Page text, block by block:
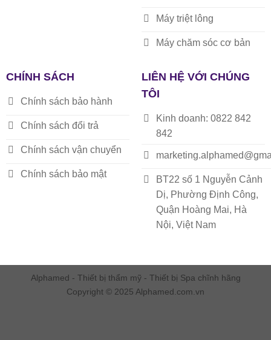
Máy triệt lông
Máy chăm sóc cơ bản
CHÍNH SÁCH
Chính sách bảo hành
Chính sách đổi trả
Chính sách vận chuyển
Chính sách bảo mật
LIÊN HỆ VỚI CHÚNG
TÔI
Kinh doanh: 0822 842
842
BT22 số 1 Nguyễn Cảnh
Dị, Phường Định Công,
Quận Hoàng Mai, Hà
Nội, Việt Nam
Alphamed - Thiết bị thẩm mỹ - Thiết bị Spa chĩnh hãng
Copyright © 2025 Alphamed.com.vn